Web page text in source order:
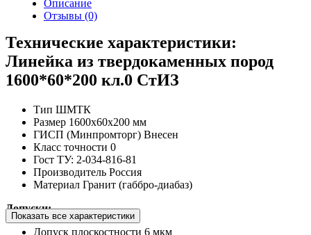
Описание
Отзывы (0)
Технические характеристики:
Линейка из твердокаменных пород
1600*60*200 кл.0 СтИЗ
Тип ШМТК
Размер 1600х60х200 мм
ГИСП (Минпромторг) Внесен
Класс точности 0
Гост ТУ: 2-034-816-81
Производитель Россия
Материал Гранит (габбро-диабаз)
Допуски:
Допуск плоскостности 6 мкм
Показать все характеристики